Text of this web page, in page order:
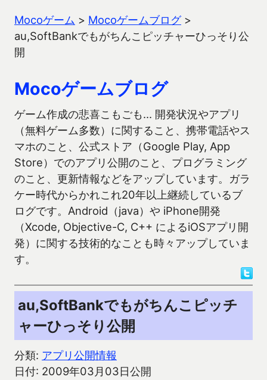
Mocoゲーム > Mocoゲームブログ>
au,SoftBankでもがちんこピッチャーひっそり公
開
Mocoゲームブログ
ゲーム作成の悲喜こもごも… 開発状況やアプリ
（無料ゲーム多数）に関すること、携帯電話やス
マホのこと、公式ストア（Google Play, App
Store）でのアプリ公開のこと、プログラミング
のこと、更新情報などをアップしています。ガラ
ケー時代からかれこれ20年以上継続しているブ
ログです。Android（java）や iPhone開発
（Xcode, Objective-C, C++ によるiOSアプリ開
発）に関する技術的なことも時々アップしていま
す。
au,SoftBankでもがちんこピッチ
ャーひっそり公開
分類: アプリ公開情報
日付: 2009年03月03日公開